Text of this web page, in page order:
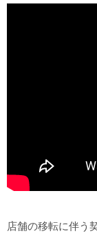
店舗の移転に伴う